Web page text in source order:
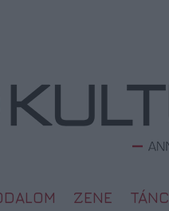
ZENE TÁNC